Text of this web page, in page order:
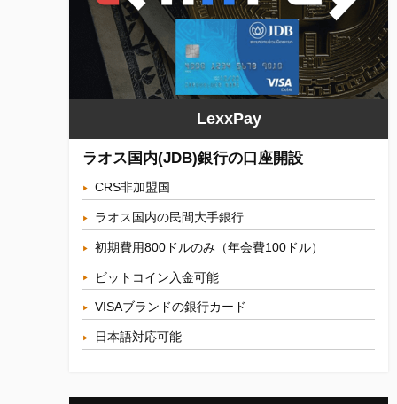
LexxPay
ラオス国内(JDB)銀行の口座開設
CRS非加盟国
ラオス国内の民間大手銀行
初期費用800ドルのみ（年会費100ドル）
ビットコイン入金可能
VISAブランドの銀行カード
日本語対応可能